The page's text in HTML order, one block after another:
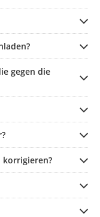
gegen die
korrigieren?